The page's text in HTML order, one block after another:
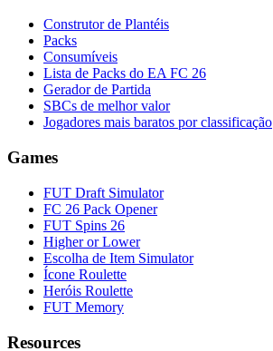
Construtor de Plantéis
Packs
Consumíveis
Lista de Packs do EA FC 26
Gerador de Partida
SBCs de melhor valor
Jogadores mais baratos por classificação
Games
FUT Draft Simulator
FC 26 Pack Opener
FUT Spins 26
Higher or Lower
Escolha de Item Simulator
Ícone Roulette
Heróis Roulette
FUT Memory
Resources